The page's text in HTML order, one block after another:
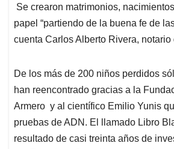
Se crearon matrimonios,
papel “partiendo de la buena fe de
cuenta Carlos Alberto Rivera, notario
De los más de 200 niños perdidos
han reencontrado gracias a la
Armero y al científico Emilio Yunis
pruebas de ADN. El llamado Libro
resultado de casi treinta años de